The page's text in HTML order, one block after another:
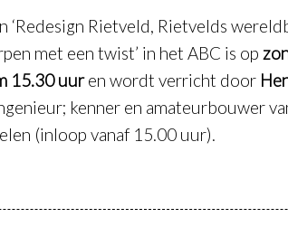
‘Redesign Rietveld, Rietvelds
met een twist’ in het ABC is op
15.30 uuren wordt verricht door
kenner en amateurbouwer
(inloop vanaf 15.00 uur).